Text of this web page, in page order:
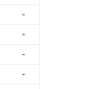
-
-
-
-